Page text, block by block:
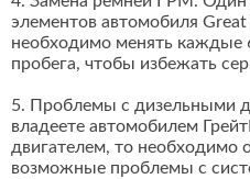
элементов автомобиля
необходимо менять каждые
пробега, чтобы избежать
5. Проблемы с дизельными
владеете автомобилем
двигателем, то необходимо
возможные проблемы с